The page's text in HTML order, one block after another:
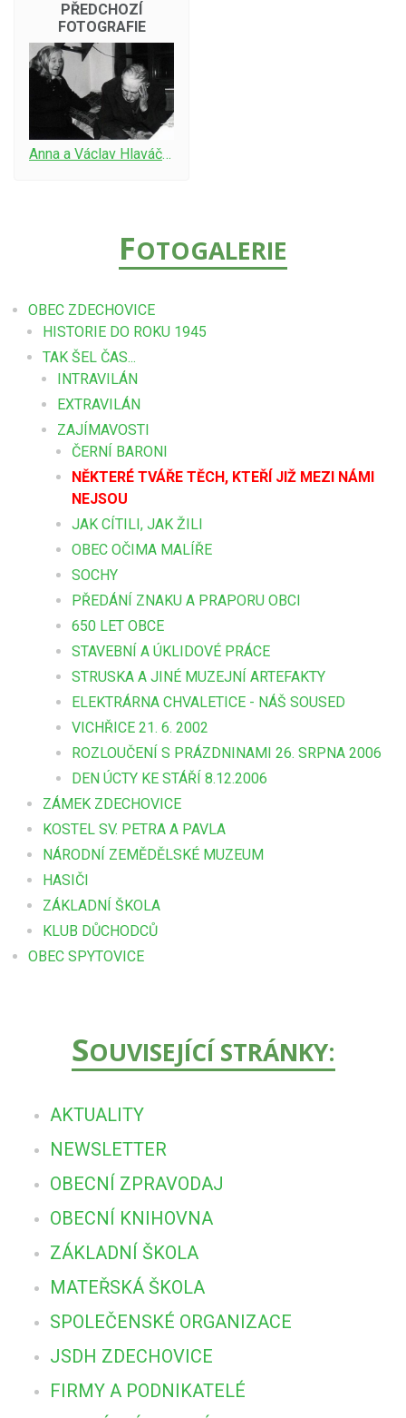
PŘEDCHOZÍ
FOTOGRAFIE
Anna a Václav Hlaváčkovi
FOTOGALERIE
OBEC ZDECHOVICE
HISTORIE DO ROKU 1945
TAK ŠEL ČAS...
INTRAVILÁN
EXTRAVILÁN
ZAJÍMAVOSTI
ČERNÍ BARONI
NĚKTERÉ TVÁŘE TĚCH, KTEŘÍ JIŽ MEZI NÁMI
NEJSOU
JAK CÍTILI, JAK ŽILI
OBEC OČIMA MALÍŘE
SOCHY
PŘEDÁNÍ ZNAKU A PRAPORU OBCI
650 LET OBCE
STAVEBNÍ A ÚKLIDOVÉ PRÁCE
STRUSKA A JINÉ MUZEJNÍ ARTEFAKTY
ELEKTRÁRNA CHVALETICE - NÁŠ SOUSED
VICHŘICE 21. 6. 2002
ROZLOUČENÍ S PRÁZDNINAMI 26. SRPNA 2006
DEN ÚCTY KE STÁŘÍ 8.12.2006
ZÁMEK ZDECHOVICE
KOSTEL SV. PETRA A PAVLA
NÁRODNÍ ZEMĚDĚLSKÉ MUZEUM
HASIČI
ZÁKLADNÍ ŠKOLA
KLUB DŮCHODCŮ
OBEC SPYTOVICE
SOUVISEJÍCÍ STRÁNKY:
AKTUALITY
NEWSLETTER
OBECNÍ ZPRAVODAJ
OBECNÍ KNIHOVNA
ZÁKLADNÍ ŠKOLA
MATEŘSKÁ ŠKOLA
SPOLEČENSKÉ ORGANIZACE
JSDH ZDECHOVICE
FIRMY A PODNIKATELÉ